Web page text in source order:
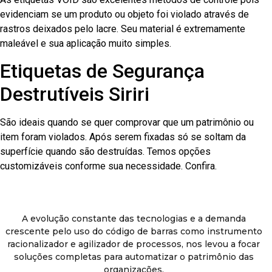
evidenciam se um produto ou objeto foi violado através de
rastros deixados pelo lacre. Seu material é extremamente
maleável e sua aplicação muito simples.
Etiquetas de Segurança
Destrutíveis Siriri
São ideais quando se quer comprovar que um patrimônio ou
item foram violados. Após serem fixadas só se soltam da
superfície quando são destruídas. Temos opções
customizáveis conforme sua necessidade. Confira.
A evolução constante das tecnologias e a demanda
crescente pelo uso do código de barras como instrumento
racionalizador e agilizador de processos, nos levou a focar
soluções completas para automatizar o patrimônio das
organizações.